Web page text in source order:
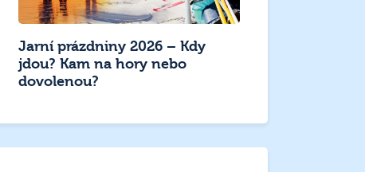
Jarní prázdniny 2026 – Kdy
jdou? Kam na hory nebo
dovolenou?